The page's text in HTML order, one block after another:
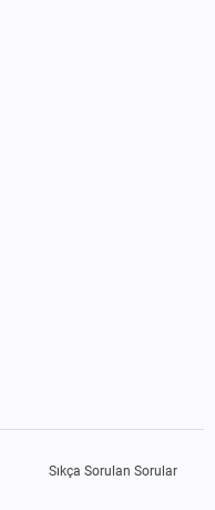
Sıkça Sorulan Sorular